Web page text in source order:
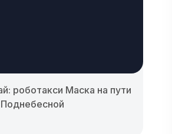
роботакси Маска на пути
Поднебесной